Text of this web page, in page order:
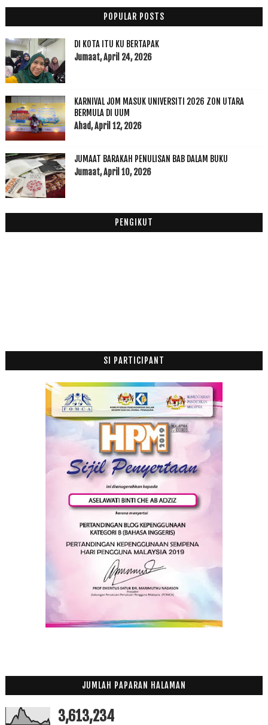
►September(23)
►Ogos(16)
►Julai(23)
►Jun(28)
▼Mei(12)
Allhamdulillah Settle PTPTN dengan JanjiNya
3 Burger Menarik di Kedah
Pedihnya Bila Ditegur Oleh Ustaz
Chefmanship Akademi mendidik pengendali makanan de...
Senarai 15 Kabinet Pakatan Harapan
Marhaban Ya Ramadhan
SENMY Ekstrak Tumbuhan: Syampu Merawat dan Mengata...
►2017(199)
(199)
(53)
POPULAR POSTS
DI KOTA ITU KU BERTAPAK
Jumaat, April 24, 2026
KARNIVAL JOM MASUK UNIVERSITI 2026 ZON UTARA
BERMULA DI UUM
Ahad, April 12, 2026
JUMAAT BARAKAH PENULISAN BAB DALAM BUKU
Jumaat, April 10, 2026
PENGIKUT
SI PARTICIPANT
JUMLAH PAPARAN HALAMAN
3,613,234